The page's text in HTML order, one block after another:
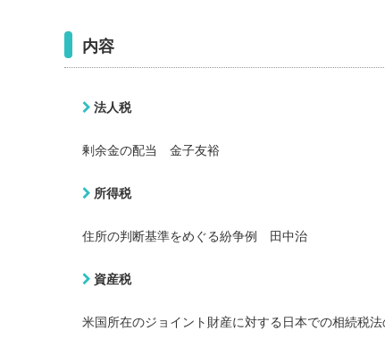
内容
法人税
剰余金の配当 金子友裕
所得税
住所の判断基準をめぐる紛争例 田中治
資産税
米国所在のジョイント財産に対する日本での相続税